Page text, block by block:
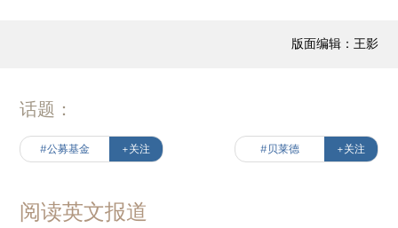
版面编辑：王影
话题：
#公募基金 +关注 #贝莱德 +关注
阅读英文报道